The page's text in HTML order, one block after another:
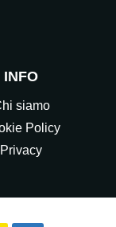
INFO
siamo
Policy
Privacy